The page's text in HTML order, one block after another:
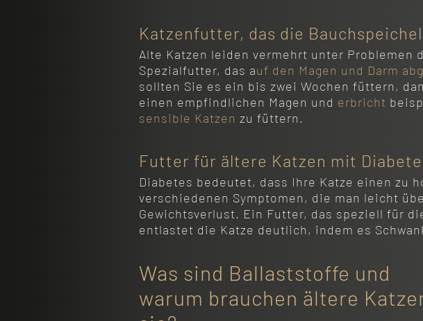
Katzenfutter, das die
Alte Katzen leiden vermehrt unter Problemen
Spezialfutter, das auf den Magen und Darm
sollten Sie es ein bis zwei Wochen füttern,
einen empfindlichen Magen und erbricht
sensible Katzen zu füttern.
Futter für ältere Katzen mit
Diabetes bedeutet, dass Ihre Katze einen zu
verschiedenen Symptomen, die man leicht
Gewichtsverlust. Ein Futter, das speziell für
entlastet die Katze deutlich, indem es
Was sind Ballaststoffe und
warum brauchen ältere